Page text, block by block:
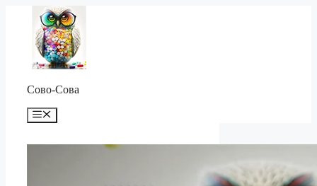
Перейти
содержимому
Сово-Сова
Меню